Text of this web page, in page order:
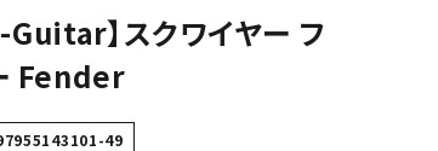
Guitar】スクワイヤー フ
Fender
49